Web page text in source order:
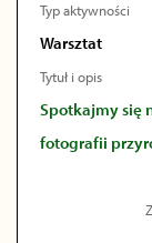
Typ aktywności
Warsztat
Tytuł i opis
Spotkajmy się
fotografii